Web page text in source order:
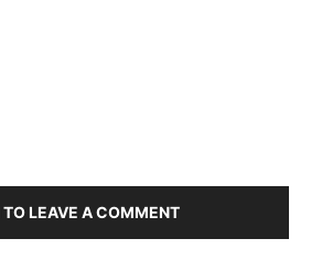
TO LEAVE A COMMENT